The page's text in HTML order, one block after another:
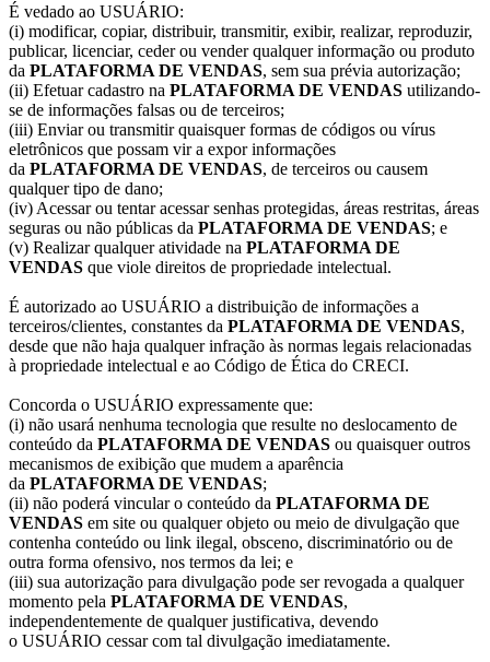
É vedado ao USUÁRIO:
(i) modificar, copiar, distribuir, transmitir, exibir, realizar, reproduzir,
publicar, licenciar, ceder ou vender qualquer informação ou produto
da PLATAFORMA DE VENDAS, sem sua prévia autorização;
(ii) Efetuar cadastro na PLATAFORMA DE VENDAS utilizando-
se de informações falsas ou de terceiros;
(iii) Enviar ou transmitir quaisquer formas de códigos ou vírus
eletrônicos que possam vir a expor informações
da PLATAFORMA DE VENDAS, de terceiros ou causem
qualquer tipo de dano;
(iv) Acessar ou tentar acessar senhas protegidas, áreas restritas, áreas
seguras ou não públicas da PLATAFORMA DE VENDAS; e
(v) Realizar qualquer atividade na PLATAFORMA DE
VENDAS que viole direitos de propriedade intelectual.
É autorizado ao USUÁRIO a distribuição de informações a
terceiros/clientes, constantes da PLATAFORMA DE VENDAS,
desde que não haja qualquer infração às normas legais relacionadas
à propriedade intelectual e ao Código de Ética do CRECI.
Concorda o USUÁRIO expressamente que:
(i) não usará nenhuma tecnologia que resulte no deslocamento de
conteúdo da PLATAFORMA DE VENDAS ou quaisquer outros
mecanismos de exibição que mudem a aparência
da PLATAFORMA DE VENDAS;
(ii) não poderá vincular o conteúdo da PLATAFORMA DE
VENDAS em site ou qualquer objeto ou meio de divulgação que
contenha conteúdo ou link ilegal, obsceno, discriminatório ou de
outra forma ofensivo, nos termos da lei; e
(iii) sua autorização para divulgação pode ser revogada a qualquer
momento pela PLATAFORMA DE VENDAS,
independentemente de qualquer justificativa, devendo
o USUÁRIO cessar com tal divulgação imediatamente.